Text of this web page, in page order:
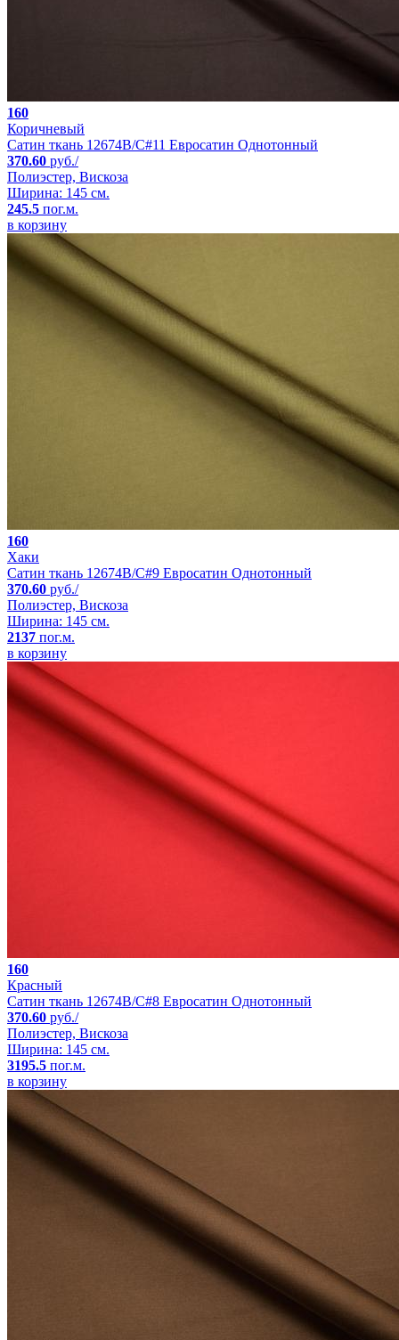
160
Коричневый
Сатин ткань 12674B/C#11 Евросатин Однотонный
370.60 руб./
Полиэстер, Вискоза
Ширина: 145 см.
245.5 пог.м.
в корзину
160
Хаки
Сатин ткань 12674B/C#9 Евросатин Однотонный
370.60 руб./
Полиэстер, Вискоза
Ширина: 145 см.
2137 пог.м.
в корзину
160
Красный
Сатин ткань 12674B/C#8 Евросатин Однотонный
370.60 руб./
Полиэстер, Вискоза
Ширина: 145 см.
3195.5 пог.м.
в корзину